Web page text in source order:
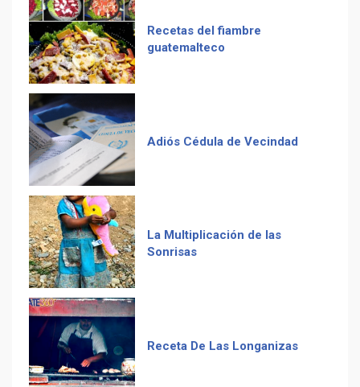
descargada para educación
Adiós Cédula de Vecindad
Sonrisas
Receta De Las Longanizas
Frases guatemaltecas